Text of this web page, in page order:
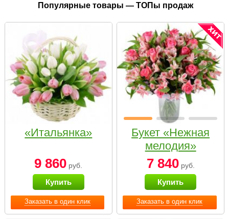
Популярные товары — ТОПы продаж
Заказать в один клик
«Итальянка»
9 860 руб.
Купить
Заказать в один клик
Букет «Нежная
мелодия»
7 840руб.
Купить